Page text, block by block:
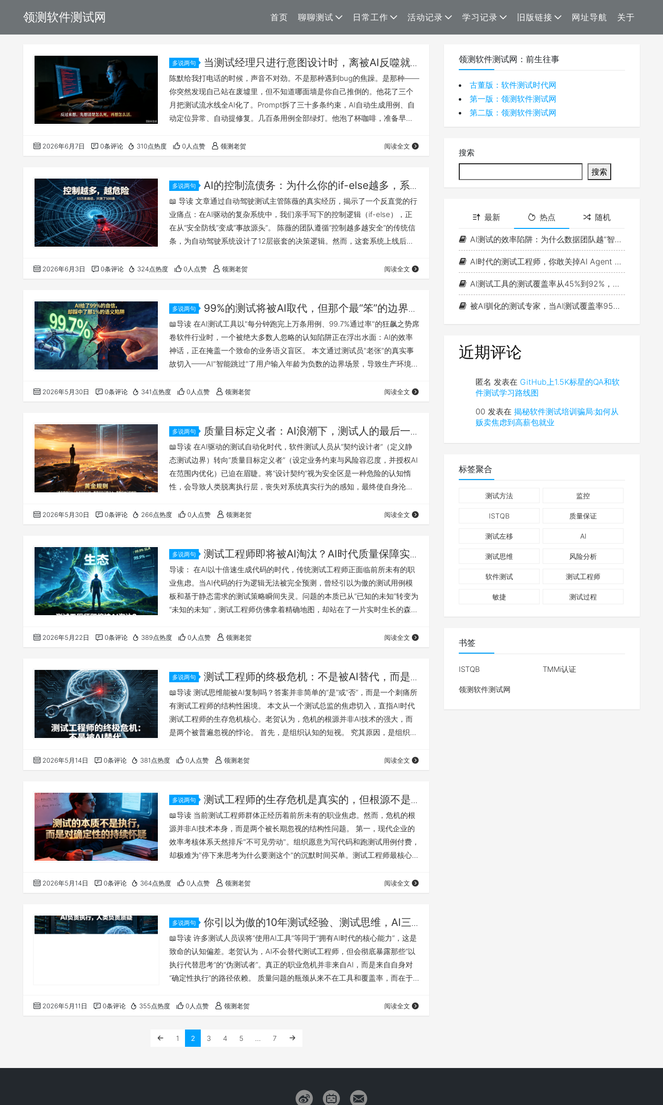
领测软件测试网 首页 聊聊测试 日常工作 活动记录 学习记录 旧版链接 网址导航 关于
多说两句
当测试经理只进行意图设计时，离被AI反噬就
不远了
陈默给我打电话的时候，声音不对劲。不是那种遇到bug的焦躁。是那种——
你突然发现自己站在废墟里，但不知道哪面墙是你自己推倒的。他花了三个
月把测试流水线全AI化了。Prompt拆了三十多条约束，AI自动生成用例、自
动定位异常、自动提修复。几百条用例全部绿灯。他泡了杯咖啡，准备早点
符合我理解的模式。"陈默翻了两天日志，什么都没翻出来——他已经半年没
亲手碰过日志了。 他问我怎么办。但我觉得他的问题不是"怎么办"，而是另
2026年6月7日 0条评论 310点热度 0人点赞 领测老贺 阅读全文
多说两句
AI的控制流债务：为什么你的if-else越多，系
统越危险？
📖 导读 文章通过自动驾驶测试主管陈薇的真实经历，揭示了一个反直觉的行
业痛点：在AI驱动的复杂系统中，我们亲手写下的控制逻辑（if-else），正
在从“安全防线”变成“事故源头”。 陈薇的团队遵循“控制越多越安全”的传统信
条，为自动驾驶系统设计了12层嵌套的决策逻辑。然而，这套系统上线后，
识别成障碍物。问题在哪？老贺指出：控制逻辑本身也是代码，代码就会有
bug。53万条理论执行路径中，测试覆盖率不到500条——当系统复杂度逼近
2026年6月3日 0条评论 324点热度 0人点赞 领测老贺 阅读全文
多说两句
99%的测试将被AI取代，但那个最“笨”的边界测
试员，AI永远学不会
📖导读 在AI测试工具以"每分钟跑完上万条用例、99.7%通过率"的狂飙之势席
卷软件行业时，一个被绝大多数人忽略的认知陷阱正在浮出水面：AI的效率
神话，正在掩盖一个致命的业务语义盲区。 本文通过测试员"老张"的真实事
故切入——AI"智能跳过"了用户输入年龄为负数的边界场景，导致生产环境数
景。领测老贺由此展开深度追问：当AI把测试效率提升了95%、投资回报率
达到10.3倍时，测试员的真正价值在哪里？ 答案令人清醒：AI懂模式，但它
2026年5月30日 0条评论 341点热度 0人点赞 领测老贺 阅读全文
多说两句
质量目标定义者：AI浪潮下，测试人的最后一
堵护城河
📖导读 在AI驱动的测试自动化时代，软件测试人员从“契约设计者”（定义静
态测试边界）转向“质量目标定义者”（设定业务约束与风险容忍度，并授权AI
在范围内优化）已迫在眉睫。将“设计契约”视为安全区是一种危险的认知惰
性，会导致人类脱离执行层，丧失对系统真实行为的感知，最终使自身沦为
执行，其设计的契约会迅速脱离实际，而AI则能通过海量执行数据证明其优
化建议的正确性，悄然转移了“正确性”的自证权。 当人类脱离执行层带来的
2026年5月30日 0条评论 266点热度 0人点赞 领测老贺 阅读全文
多说两句
测试工程师即将被AI淘汰？AI时代质量保障实
战指南
导读： 在AI以十倍速生成代码的时代，传统测试工程师正面临前所未有的职
业焦虑。当AI代码的行为逻辑无法被完全预测，曾经引以为傲的测试用例模
板和基于静态需求的测试策略瞬间失灵。问题的本质已从“已知的未知”转变为
“未知的未知”，测试工程师仿佛拿着精确地图，却站在了一片实时生长的森林
执行层”转移至“意图定义层”。真正的瓶颈不再是“如何测试”，而是“定义什么
是值得验证的行为”。老贺认为，测试工程师的终点不是成为更快、更强的“找
2026年5月22日 0条评论 389点热度 0人点赞 领测老贺 阅读全文
多说两句
测试工程师的终极危机：不是被AI替代，而是
被“可见产出”困死
📖导读 测试思维能被AI复制吗？答案并非简单的“是”或“否”，而是一个刺痛所
有测试工程师的结构性困境。 本文从一个测试总监的焦虑切入，直指AI时代
测试工程师的生存危机核心。老贺认为，危机的根源并非AI技术的强大，而
是两个被普遍忽视的悖论。 首先，是组织认知的短视。 究其原因，是组织资
的、基于业务直觉和系统经验的“前提性质疑”，虽然能规避巨大风险，却因为
无法被量化度量，在组织的决策算法中权重归零。这导致资源持续流向“执行
2026年5月14日 0条评论 381点热度 0人点赞 领测老贺 阅读全文
多说两句
测试工程师的生存危机是真实的，但根源不是
因为AI太强
📖导读 当前测试工程师群体正经历着前所未有的职业焦虑。然而，危机的根
源并非AI技术本身，而是两个被长期忽视的结构性问题。 第一，现代企业的
效率考核体系天然排斥"不可见劳动"。组织愿意为写代码和跑测试用例付费，
却极难为"停下来思考为什么要测这个"的沉默时间买单。测试工程师最核心的
些没有直接产出的"思维间隙"中。这种价值无法被量化，因此在成本压力下首
当其冲。 第二，人类质疑者自身的可靠性同样被高估。认知科学表明，人类
2026年5月14日 0条评论 364点热度 0人点赞 领测老贺 阅读全文
多说两句
你引以为傲的10年测试经验、测试思维，AI三
个月就学完了
📖导读 许多测试人员误将“使用AI工具”等同于“拥有AI时代的核心能力”，这是
致命的认知偏差。老贺认为，AI不会替代测试工程师，但会彻底暴露那些“以
执行代替思考”的“伪测试者”。真正的职业危机并非来自AI，而是来自自身对
“确定性执行”的路径依赖。 质量问题的瓶颈从来不在工具和覆盖率，而在于
正是测试思维的价值所在——提出无人想到的问题。当下，测试左移和右移
并非此消彼长，而是并行的质量补充手段。未来，执行型岗位将快速萎缩，
取而代之的是具备“系统性…
2026年5月11日 0条评论 355点热度 0人点赞 领测老贺 阅读全文
1 2 3 4 5 … 7
领测软件测试网：前生往事
古董版：软件测试时代网
第一版：领测软件测试网
第二版：领测软件测试网
搜索
搜索
最新 热点 随机
AI测试的效率陷阱：为什么数据团队越“智能”，测试思维越浅薄？
AI时代的测试工程师，你敢关掉AI Agent 一小时吗？
AI测试工具的测试覆盖率从45%到92%，故障率反而涨了15%
被AI驯化的测试专家，当AI测试覆盖率95%时，缺陷漏报率反而更高了：判断力退化的真相是什么？
近期评论
匿名 发表在 GitHub上1.5K标星的QA和软
件测试学习路线图
00 发表在揭秘软件测试培训骗局:如何从
贩卖焦虑到高薪包就业
标签聚合
测试方法 监控
ISTQB 质量保证
测试左移 AI
测试思维 风险分析
软件测试 测试工程师
敏捷 测试过程
书签
ISTQB TMMi认证
领测软件测试网